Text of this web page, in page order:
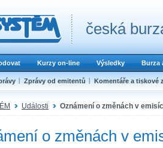
česká
Kurzy on-line Výsledky Burza
Zprávy od emitentů Komentáře a tiskové
Události Oznámení o změnách v
o změnách v